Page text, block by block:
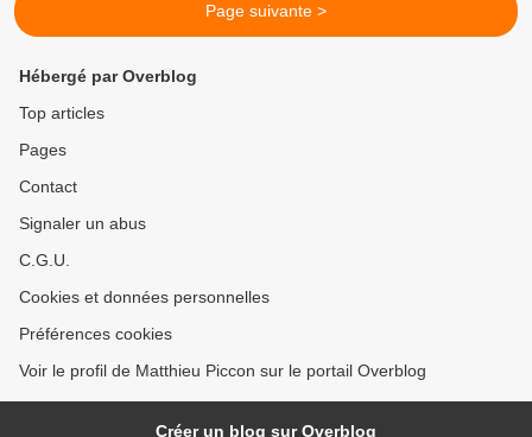
Page suivante >
Hébergé par Overblog
Top articles
Pages
Contact
Signaler un abus
C.G.U.
Cookies et données personnelles
Préférences cookies
Voir le profil de Matthieu Piccon sur le portail Overblog
Créer un blog sur Overblog